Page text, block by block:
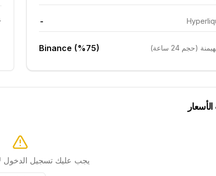
-
(حجم 24 ساعة) Binance (%75)
الأسعار
يجب عليك تسجيل الدخول